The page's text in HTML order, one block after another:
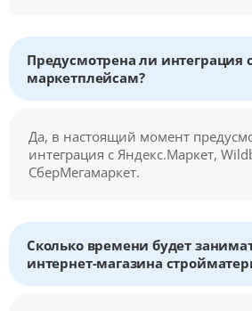
Предусмотрена ли интеграция с
маркетплейсам?
Да, в настоящий момент
интеграция с Яндекс.Маркет,
СберМегамаркет.
Сколько времени будет
интернет-магазина